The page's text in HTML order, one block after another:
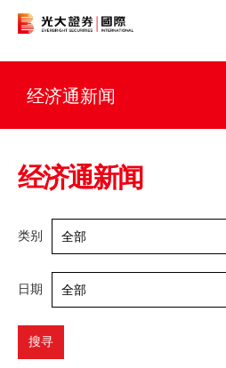
市场快讯
市场概要
股票搜寻
市场资讯
财经日志
市场导航
研究报告总览
投资速递
外汇攻略
媒体访问
产品
简介
认购新股
帮助
帮助
收费及其他费用
激活您的网上帐户
常见问题
交易
联络我们
经济通新闻
经济通新闻
类别 全部
日期 全部
搜寻